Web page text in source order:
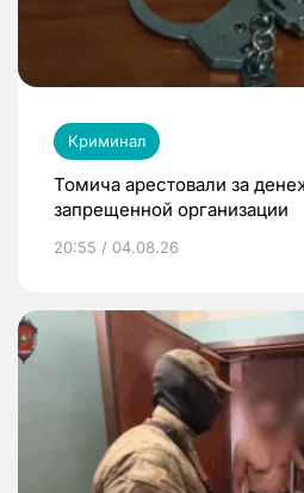
Криминал
Томича арестовали за
запрещенной организации
20:55 / 04.08.26